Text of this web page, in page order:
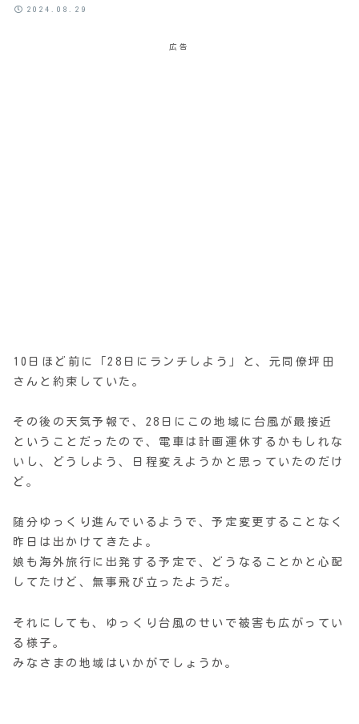
2024.08.29
広告
10日ほど前に「28日にランチしよう」と、元同僚坪田
さんと約束していた。
その後の天気予報で、28日にこの地域に台風が最接近
ということだったので、電車は計画運休するかもしれな
いし、どうしよう、日程変えようかと思っていたのだけ
ど。
随分ゆっくり進んでいるようで、予定変更することなく
昨日は出かけてきたよ。
娘も海外旅行に出発する予定で、どうなることかと心配
してたけど、無事飛び立ったようだ。
それにしても、ゆっくり台風のせいで被害も広がってい
る様子。
みなさまの地域はいかがでしょうか。